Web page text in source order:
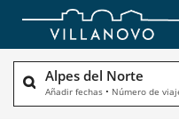
Alpes del Norte
Añadir fechas • Número de